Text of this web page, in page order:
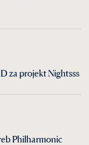
za projekt Nightsss
Philharmonic